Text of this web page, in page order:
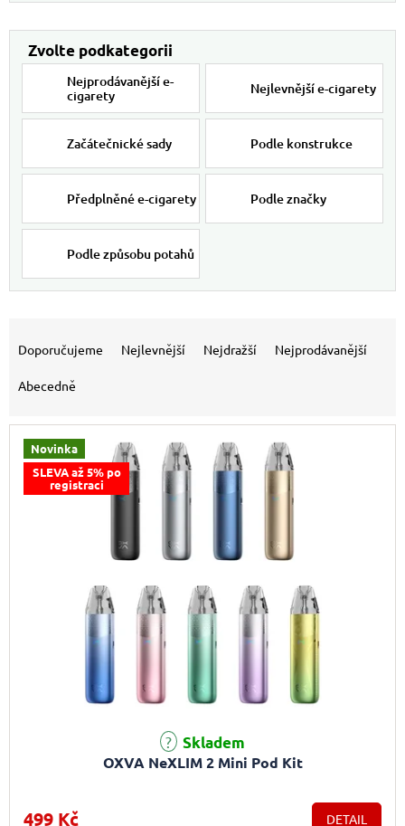
Nejprodávanější e-
cigarety
Nejlevnější e-cigarety
Začátečnické sady Podle konstrukce
Předplněné e-cigarety Podle značky
Podle způsobu potahů
Doporučujeme Nejlevnější Nejdražší Nejprodávanější
Abecedně
Novinka
SLEVA až 5% po
registraci
OXVA NeXLIM 2 Mini Pod Kit
Skladem
499 Kč DETAIL